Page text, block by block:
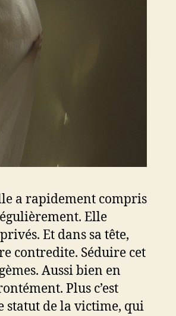
a rapidement compris
Elle
Et dans sa tête,
contredite. Séduire cet
Aussi bien en
Plus c’est
statut de la victime, qui